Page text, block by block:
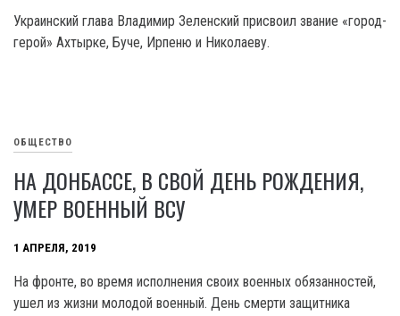
Украинский глава Владимир Зеленский присвоил звание «город-
герой» Ахтырке, Буче, Ирпеню и Николаеву.
ОБЩЕСТВО
НА ДОНБАССЕ, В СВОЙ ДЕНЬ РОЖДЕНИЯ,
УМЕР ВОЕННЫЙ ВСУ
1 АПРЕЛЯ, 2019
На фронте, во время исполнения своих военных обязанностей,
ушел из жизни молодой военный. День смерти защитника